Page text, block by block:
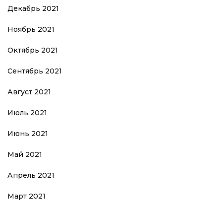
Декабрь 2021
Ноябрь 2021
Октябрь 2021
Сентябрь 2021
Август 2021
Июль 2021
Июнь 2021
Май 2021
Апрель 2021
Март 2021